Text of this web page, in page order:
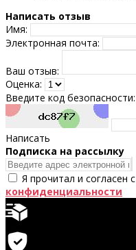
Написать отзыв
Имя:
Электронная почта:
Ваш отзыв:
Оценка:
Введите код безопасности:
Написать
Подпискa на рассылку
Я прочитал и согласен с
конфиденциальности